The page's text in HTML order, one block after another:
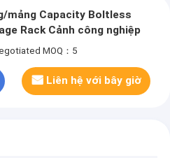
mảng Capacity Boltless
Rack Cảnh công nghiệp
MOQ：5
Liên hệ với bây giờ